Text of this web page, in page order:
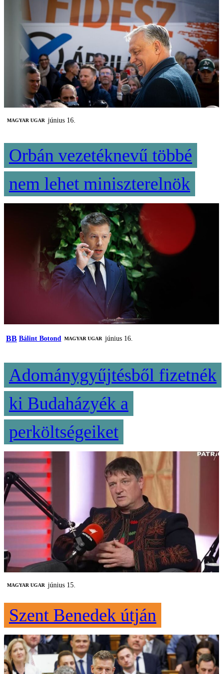
MAGYAR UGAR június 16.
Orbán vezetéknevű többé
nem lehet miniszterelnök
BB Bálint Botond MAGYAR UGAR június 16.
Adománygyűjtésből fizetnék
ki Budaházyék a
perköltségeiket
MAGYAR UGAR június 15.
Szent Benedek útján